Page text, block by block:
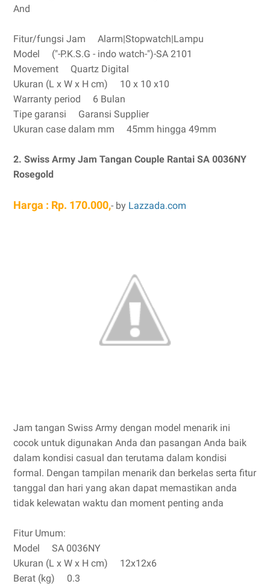
And
Fitur/fungsi Jam Alarm|Stopwatch|Lampu
Model ("-P.K.S.G - indo watch-")-SA 2101
Movement Quartz Digital
Ukuran (L x W x H cm) 10 x 10 x10
Warranty period 6 Bulan
Tipe garansi Garansi Supplier
Ukuran case dalam mm 45mm hingga 49mm
2. Swiss Army Jam Tangan Couple Rantai SA 0036NY
Rosegold
Harga : Rp. 170.000,- by Lazzada.com
Jam tangan Swiss Army dengan model menarik ini
cocok untuk digunakan Anda dan pasangan Anda baik
dalam kondisi casual dan terutama dalam kondisi
formal. Dengan tampilan menarik dan berkelas serta fitur
tanggal dan hari yang akan dapat memastikan anda
tidak kelewatan waktu dan moment penting anda
Fitur Umum:
Model SA 0036NY
Ukuran (L x W x H cm) 12x12x6
Berat (kg) 0.3